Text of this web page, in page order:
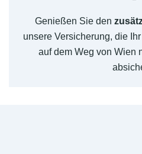
Genießen Sie den
unsere Versicherung, die
auf dem Weg von Wien